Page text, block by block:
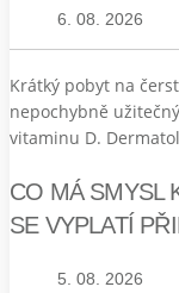
6. 08. 2026
Krátký pobyt na
nepochybně
vitaminu D.
CO MÁ SMYSL
SE VYPLATÍ
5. 08. 2026